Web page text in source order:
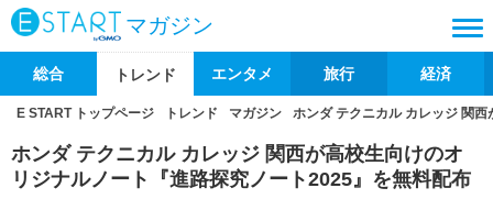
マガジン
総合 トレンド エンタメ 旅行 経済
E START トップページ トレンド マガジン ホンダ テクニカル カレッジ 関
ホンダ テクニカル カレッジ 関西が高校生向けのオ
リジナルノート『進路探究ノート2025』を無料配布